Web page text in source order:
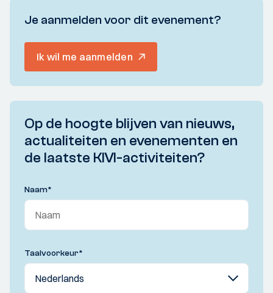
Je aanmelden voor dit evenement?
Ik wil me aanmelden
Op de hoogte blijven van nieuws,
actualiteiten en evenementen en
de laatste KIVI-activiteiten?
Naam*
Taalvoorkeur*